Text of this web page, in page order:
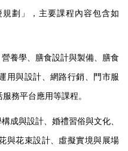
劃」，主要課程內容包含如
養學、膳食設計與製備、膳食
用與設計、網路行銷、門市服
務平台應用等課程。
成與設計、婚禮習俗與文化、
與花束設計、虛擬實境與展場